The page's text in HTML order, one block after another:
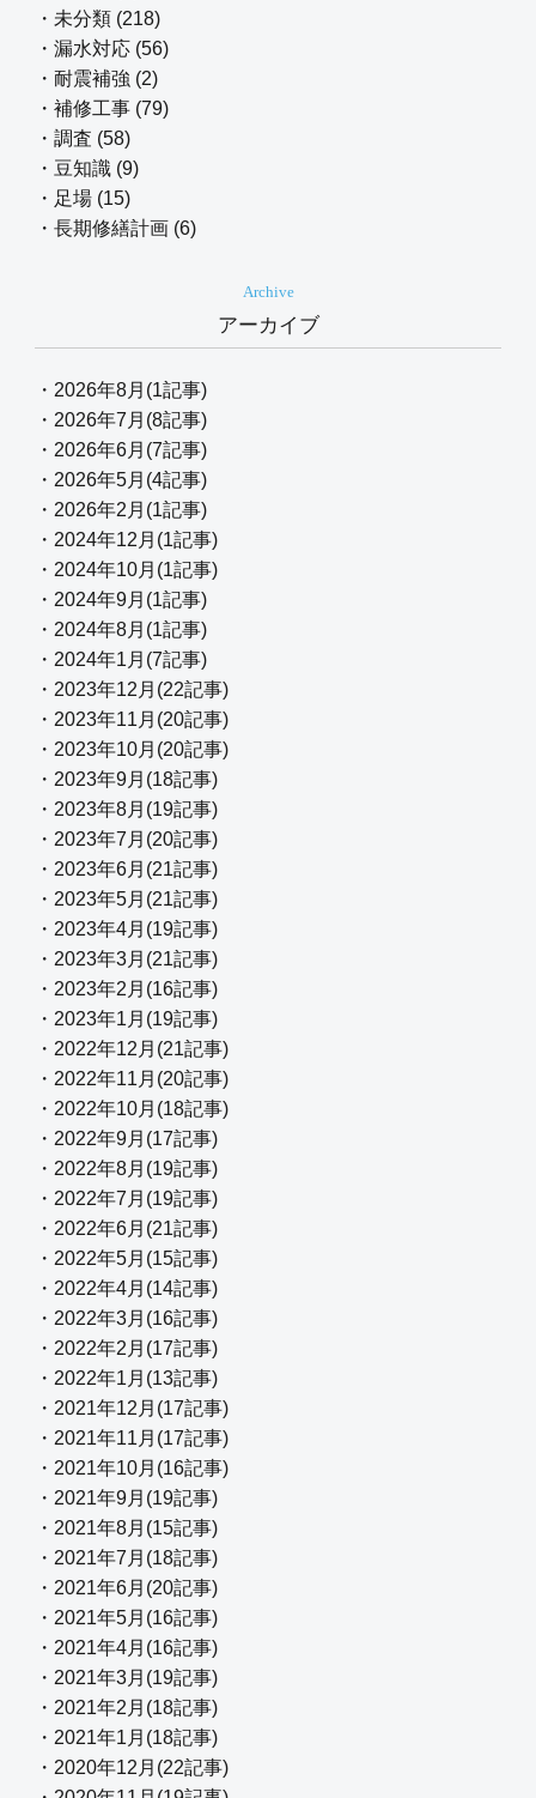
・未分類 (218)
・漏水対応 (56)
・耐震補強 (2)
・補修工事 (79)
・調査 (58)
・豆知識 (9)
・足場 (15)
・長期修繕計画 (6)
Archive
アーカイブ
・2026年8月(1記事)
・2026年7月(8記事)
・2026年6月(7記事)
・2026年5月(4記事)
・2026年2月(1記事)
・2024年12月(1記事)
・2024年10月(1記事)
・2024年9月(1記事)
・2024年8月(1記事)
・2024年1月(7記事)
・2023年12月(22記事)
・2023年11月(20記事)
・2023年10月(20記事)
・2023年9月(18記事)
・2023年8月(19記事)
・2023年7月(20記事)
・2023年6月(21記事)
・2023年5月(21記事)
・2023年4月(19記事)
・2023年3月(21記事)
・2023年2月(16記事)
・2023年1月(19記事)
・2022年12月(21記事)
・2022年11月(20記事)
・2022年10月(18記事)
・2022年9月(17記事)
・2022年8月(19記事)
・2022年7月(19記事)
・2022年6月(21記事)
・2022年5月(15記事)
・2022年4月(14記事)
・2022年3月(16記事)
・2022年2月(17記事)
・2022年1月(13記事)
・2021年12月(17記事)
・2021年11月(17記事)
・2021年10月(16記事)
・2021年9月(19記事)
・2021年8月(15記事)
・2021年7月(18記事)
・2021年6月(20記事)
・2021年5月(16記事)
・2021年4月(16記事)
・2021年3月(19記事)
・2021年2月(18記事)
・2021年1月(18記事)
・2020年12月(22記事)